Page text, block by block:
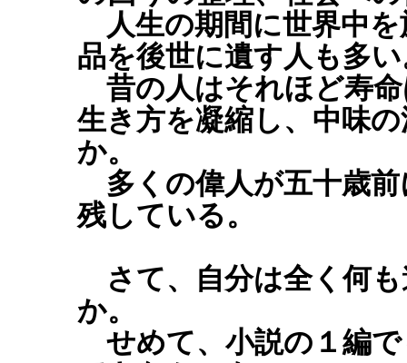
人生の期間に世界中を
品を後世に遺す人も多
昔の人はそれほど寿
生き方を凝縮し、中味
か。
多くの偉人が五十歳前
残している。
さて、自分は全く何
か。
せめて、小説の１編